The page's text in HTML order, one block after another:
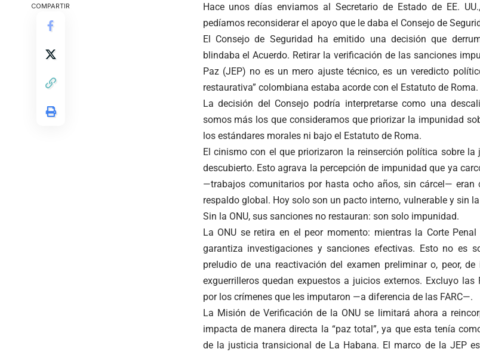
COMPARTIR
Hace unos días enviamos al Secretario de Estado de EE.
pedíamos reconsiderar el apoyo que le daba el Consejo de
El Consejo de Seguridad ha emitido una decisión que
blindaba el Acuerdo. Retirar la verificación de las sanciones
Paz (JEP) no es un mero ajuste técnico, es un veredicto
restaurativa” colombiana estaba acorde con el Estatuto de Roma.
La decisión del Consejo podría interpretarse como una
somos más los que consideramos que priorizar la impunidad
los estándares morales ni bajo el Estatuto de Roma.
El cinismo con el que priorizaron la reinserción política sobre
descubierto. Esto agrava la percepción de impunidad que ya
—trabajos comunitarios por hasta ocho años, sin cárcel— eran
respaldo global. Hoy solo son un pacto interno, vulnerable y sin
Sin la ONU, sus sanciones no restauran: son solo impunidad.
La ONU se retira en el peor momento: mientras la Corte
garantiza investigaciones y sanciones efectivas. Esto no es
preludio de una reactivación del examen preliminar o, peor,
exguerrilleros quedan expuestos a juicios externos. Excluyo
por los crímenes que les imputaron —a diferencia de las FARC—.
La Misión de Verificación de la ONU se limitará ahora a
impacta de manera directa la “paz total”, ya que esta tenía
de la justicia transicional de La Habana. El marco de la JEP